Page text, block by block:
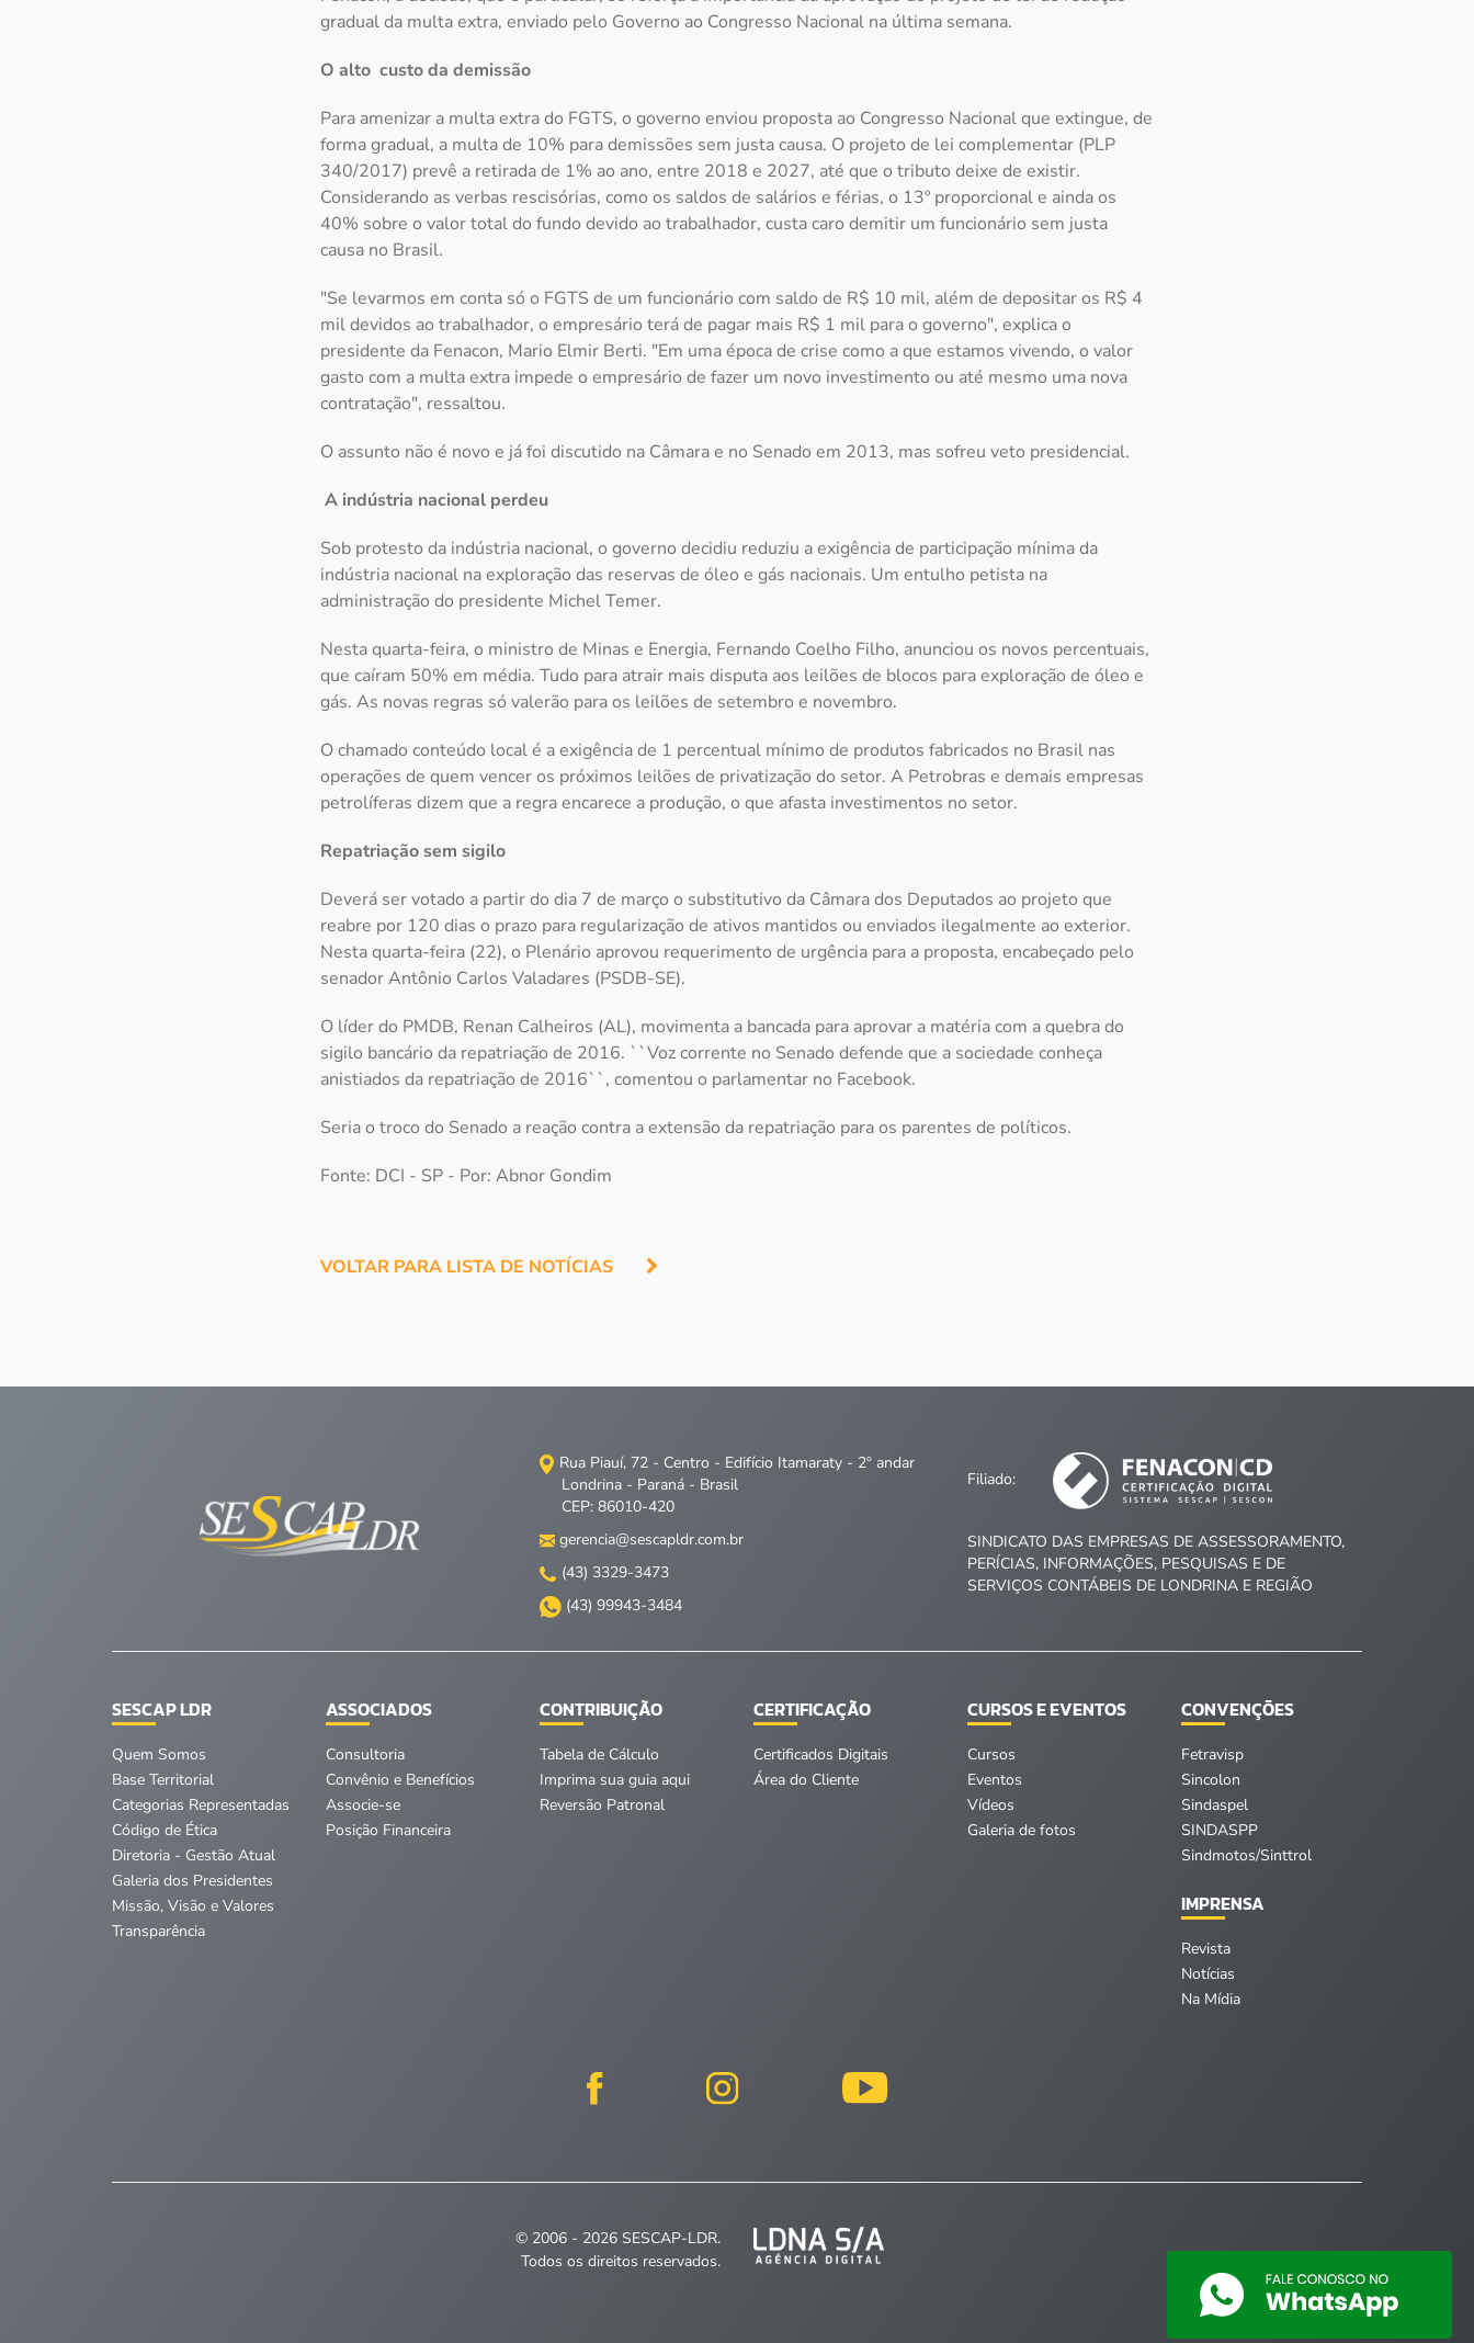
gradual da multa extra, enviado pelo Governo ao Congresso Nacional na última semana.
O alto custo da demissão
Para amenizar a multa extra do FGTS, o governo enviou proposta ao Congresso Nacional que extingue, de
forma gradual, a multa de 10% para demissões sem justa causa. O projeto de lei complementar (PLP
340/2017) prevê a retirada de 1% ao ano, entre 2018 e 2027, até que o tributo deixe de existir.
Considerando as verbas rescisórias, como os saldos de salários e férias, o 13º proporcional e ainda os
40% sobre o valor total do fundo devido ao trabalhador, custa caro demitir um funcionário sem justa
causa no Brasil.
"Se levarmos em conta só o FGTS de um funcionário com saldo de R$ 10 mil, além de depositar os R$ 4
mil devidos ao trabalhador, o empresário terá de pagar mais R$ 1 mil para o governo", explica o
presidente da Fenacon, Mario Elmir Berti. "Em uma época de crise como a que estamos vivendo, o valor
gasto com a multa extra impede o empresário de fazer um novo investimento ou até mesmo uma nova
contratação", ressaltou.
O assunto não é novo e já foi discutido na Câmara e no Senado em 2013, mas sofreu veto presidencial.
A indústria nacional perdeu
Sob protesto da indústria nacional, o governo decidiu reduziu a exigência de participação mínima da
indústria nacional na exploração das reservas de óleo e gás nacionais. Um entulho petista na
administração do presidente Michel Temer.
Nesta quarta-feira, o ministro de Minas e Energia, Fernando Coelho Filho, anunciou os novos percentuais,
que caíram 50% em média. Tudo para atrair mais disputa aos leilões de blocos para exploração de óleo e
gás. As novas regras só valerão para os leilões de setembro e novembro.
O chamado conteúdo local é a exigência de 1 percentual mínimo de produtos fabricados no Brasil nas
operações de quem vencer os próximos leilões de privatização do setor. A Petrobras e demais empresas
petrolíferas dizem que a regra encarece a produção, o que afasta investimentos no setor.
Repatriação sem sigilo
Deverá ser votado a partir do dia 7 de março o substitutivo da Câmara dos Deputados ao projeto que
reabre por 120 dias o prazo para regularização de ativos mantidos ou enviados ilegalmente ao exterior.
Nesta quarta-feira (22), o Plenário aprovou requerimento de urgência para a proposta, encabeçado pelo
senador Antônio Carlos Valadares (PSDB-SE).
O líder do PMDB, Renan Calheiros (AL), movimenta a bancada para aprovar a matéria com a quebra do
sigilo bancário da repatriação de 2016. ``Voz corrente no Senado defende que a sociedade conheça
anistiados da repatriação de 2016``, comentou o parlamentar no Facebook.
Seria o troco do Senado a reação contra a extensão da repatriação para os parentes de políticos.
Fonte: DCI - SP - Por: Abnor Gondim
VOLTAR PARA LISTA DE NOTÍCIAS
Rua Piauí, 72 - Centro - Edifício Itamaraty - 2º andar
Londrina - Paraná - Brasil
CEP: 86010-420
gerencia@sescapldr.com.br
(43) 3329-3473
(43) 99943-3484
Filiado:
SINDICATO DAS EMPRESAS DE ASSESSORAMENTO,
PERÍCIAS, INFORMAÇÕES, PESQUISAS E DE
SERVIÇOS CONTÁBEIS DE LONDRINA E REGIÃO
SESCAP LDR
Quem Somos
Base Territorial
Categorias Representadas
Código de Ética
Diretoria - Gestão Atual
Galeria dos Presidentes
Missão, Visão e Valores
Transparência
ASSOCIADOS
Consultoria
Convênio e Benefícios
Associe-se
Posição Financeira
CONTRIBUIÇÃO
Tabela de Cálculo
Imprima sua guia aqui
Reversão Patronal
CERTIFICAÇÃO
Certificados Digitais
Área do Cliente
CURSOS E EVENTOS
Cursos
Eventos
Vídeos
Galeria de fotos
CONVENÇÕES
Fetravisp
Sincolon
Sindaspel
SINDASPP
Sindmotos/Sinttrol
IMPRENSA
Revista
Notícias
Na Mídia
© 2006 - 2026 SESCAP-LDR.
Todos os direitos reservados.